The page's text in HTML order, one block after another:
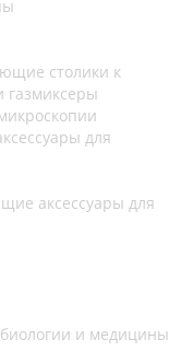
столики к
газмиксеры
для
аксессуары для
и медицины